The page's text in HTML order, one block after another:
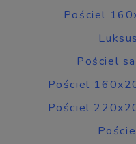
Pościel
Pościel
Pościel
Pościel